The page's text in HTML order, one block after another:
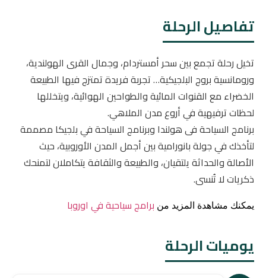
تفاصيل الرحلة
تخيل رحلة تجمع بين سحر أمستردام، وجمال القرى الهولندية،
ورومانسية بروج البلجيكية… تجربة فريدة تمتزج فيها الطبيعة
الخضراء مع القنوات المائية والطواحين الهوائية، ويتخللها
لحظات ترفيهية في أروع مدن الملاهي.
برنامج السياحة فى هولندا وبرنامج السياحة في بلجيكا مصممة
لتأخذك في جولة بانورامية بين أجمل المدن الأوروبية، حيث
الأصالة والحداثة يلتقيان، والطبيعة والثقافة يتكاملان لتمنحك
ذكريات لا تُنسى.
يمكنك مشاهدة المزيد من برامج سياحية في اوروبا
يوميات الرحلة